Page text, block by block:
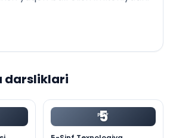
darsliklari
5
PDF